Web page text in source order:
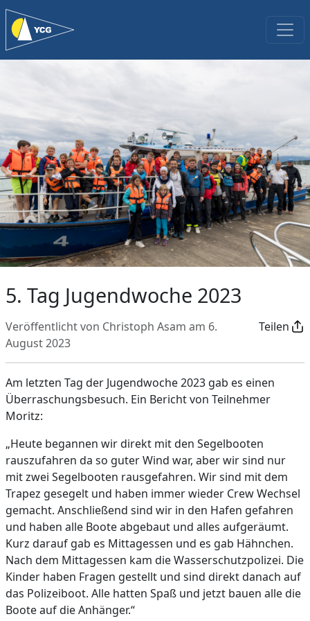
5. Tag Jugendwoche 2023
Veröffentlicht von Christoph Asam am 6.
August 2023
Teilen
Am letzten Tag der Jugendwoche 2023 gab es einen
Überraschungsbesuch. Ein Bericht von Teilnehmer
Moritz:
„Heute begannen wir direkt mit den Segelbooten
rauszufahren da so guter Wind war, aber wir sind nur
mit zwei Segelbooten rausgefahren. Wir sind mit dem
Trapez gesegelt und haben immer wieder Crew Wechsel
gemacht. Anschließend sind wir in den Hafen gefahren
und haben alle Boote abgebaut und alles aufgeräumt.
Kurz darauf gab es Mittagessen und es gab Hähnchen.
Nach dem Mittagessen kam die Wasserschutzpolizei. Die
Kinder haben Fragen gestellt und sind direkt danach auf
das Polizeiboot. Alle hatten Spaß und jetzt bauen alle die
Boote auf die Anhänger.“